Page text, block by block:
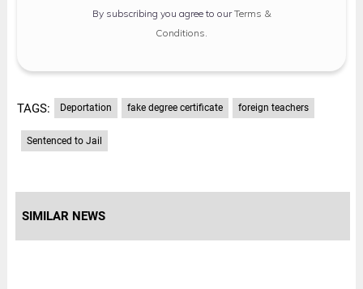
By subscribing you agree to ourTerms &
Conditions
TAGS: Deportation fake degree certificate foreign teachers
Sentenced to Jail
SIMILAR NEWS